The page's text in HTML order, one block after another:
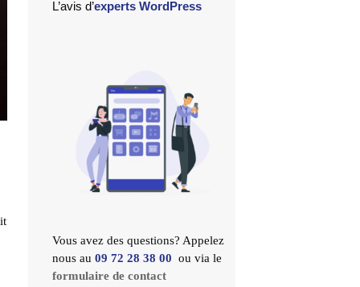
L’avis d’experts WordPress
Vous avez des questions? Appelez
nous au09 72 28 38 00 ou via le
formulaire de contact